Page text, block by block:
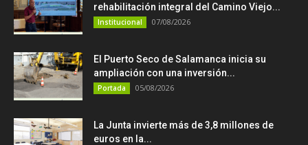
rehabilitación integral del Camino Viejo...
Institucional 07/08/2026
El Puerto Seco de Salamanca inicia su
ampliación con una inversión...
Portada 05/08/2026
La Junta invierte más de 3,8 millones de
euros en la...